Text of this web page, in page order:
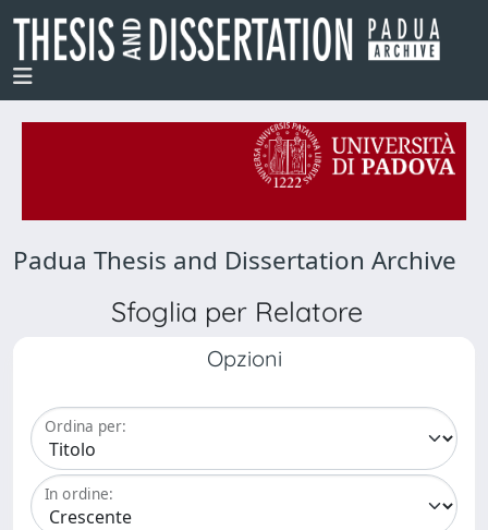
Padua Thesis and Dissertation Archive
Sfoglia per Relatore
Opzioni
Ordina per:
In ordine: